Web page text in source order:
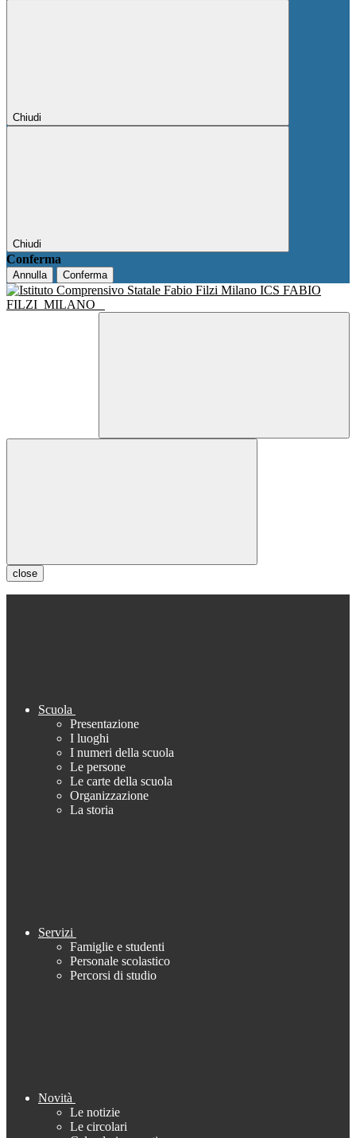
Chiudi
Chiudi
Conferma
Annulla Conferma
ICS FABIO
FILZI MILANO
close
Scuola
Presentazione
I luoghi
I numeri della scuola
Le persone
Le carte della scuola
Organizzazione
La storia
Servizi
Famiglie e studenti
Personale scolastico
Percorsi di studio
Novità
Le notizie
Le circolari